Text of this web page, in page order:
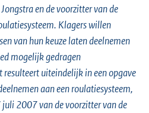
en de voorzitter van de
Klagers willen
van hun keuze laten deelnemen
mogelijk gedragen
uiteindelijk in een opgave
aan een roulatiesysteem,
2007 van de voorzitter van de